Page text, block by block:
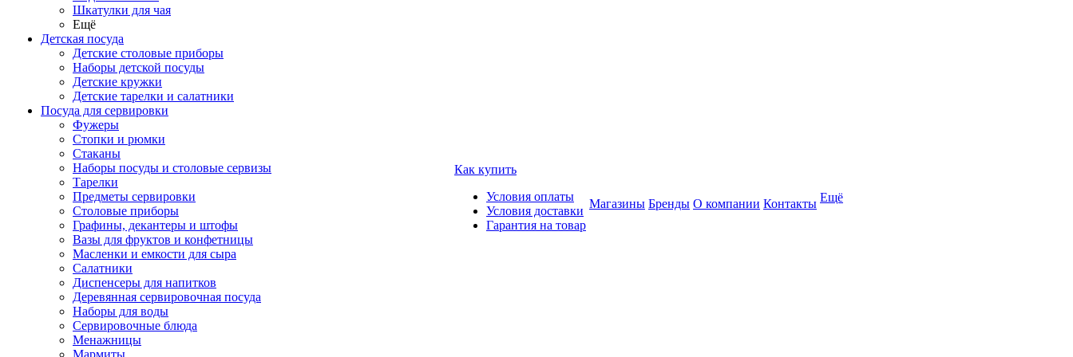
Шкатулки для чая
Ещё
Детская посуда
Детские столовые приборы
Наборы детской посуды
Детские кружки
Детские тарелки и салатники
Посуда для сервировки
Фужеры
Стопки и рюмки
Стаканы
Наборы посуды и столовые сервизы
Тарелки
Предметы сервировки
Столовые приборы
Графины, декантеры и штофы
Вазы для фруктов и конфетницы
Масленки и емкости для сыра
Салатники
Диспенсеры для напитков
Деревянная сервировочная посуда
Наборы для воды
Сервировочные блюда
Менажницы
Мармиты
Как купить
Условия оплаты
Условия доставки
Гарантия на товар
Магазины Бренды О компании Контакты Ещё